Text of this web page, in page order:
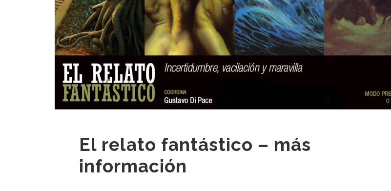
El relato fantástico – más
información